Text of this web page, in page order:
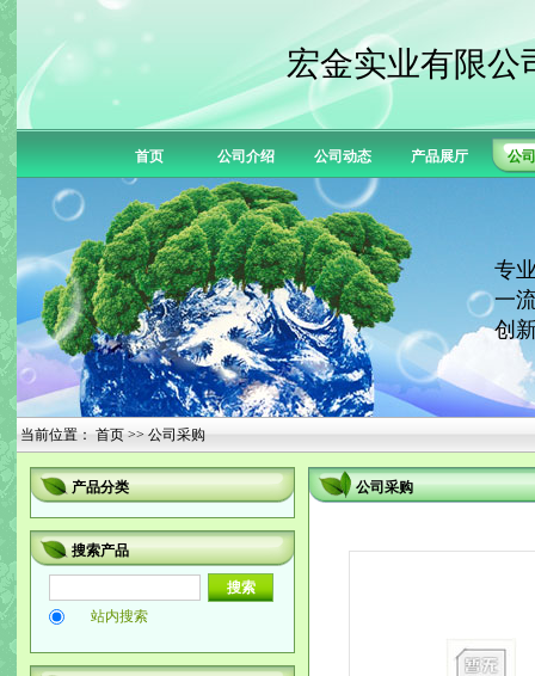
宏金实业有限公
首页 公司介绍 公司动态 产品展厅 公
专
一
创
当前位置： 首页 >> 公司采购
产品分类
搜索产品
站内搜索
公司采购